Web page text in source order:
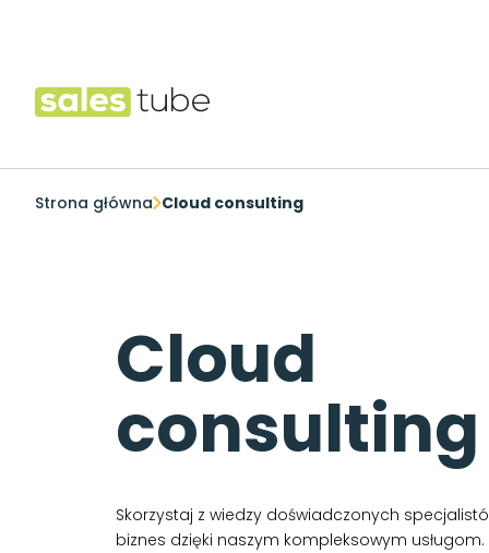
Salestube
Strona główna Cloud consulting
Cloud
consulting
Skorzystaj z wiedzy doświadczonych
biznes dzięki naszym kompleksowym usługom.